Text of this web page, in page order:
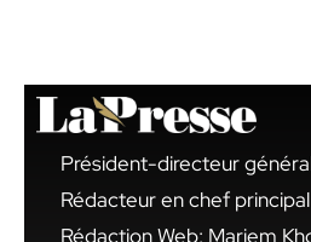
Président-directeur
Rédacteur en chef
Rédaction Web: Mariem